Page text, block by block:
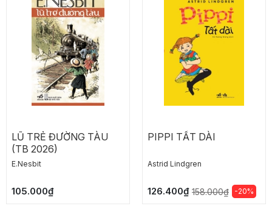
LŨ TRẺ ĐƯỜNG TÀU
(TB 2026)
E.Nesbit
105.000₫
PIPPI TẤT DÀI
Astrid Lindgren
126.400₫ 158.000₫ -20%